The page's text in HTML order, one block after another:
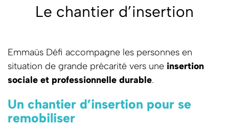
Le chantier d’insertion
Emmaüs Défi accompagne les personnes en
situation de grande précarité vers une insertion
sociale et professionnelle durable.
Un chantier d’insertion pour se
remobiliser